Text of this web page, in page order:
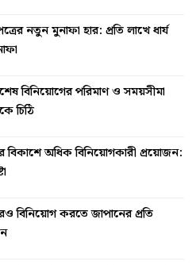
নতুন মুনাফা হার: প্রতি লাখে ধার্য
বিনিয়োগের পরিমাণ ও সময়সীমা
চিঠি
বিকাশে অধিক বিনিয়োগকারী প্রয়োজন:
বিনিয়োগ করতে জাপানের প্রতি